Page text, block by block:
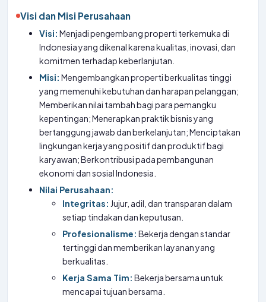
Visi dan Misi Perusahaan
Visi: Menjadi pengembang properti terkemuka di
Indonesia yang dikenal karena kualitas, inovasi, dan
komitmen terhadap keberlanjutan.
Misi: Mengembangkan properti berkualitas tinggi
yang memenuhi kebutuhan dan harapan pelanggan;
Memberikan nilai tambah bagi para pemangku
kepentingan; Menerapkan praktik bisnis yang
bertanggung jawab dan berkelanjutan; Menciptakan
lingkungan kerja yang positif dan produktif bagi
karyawan; Berkontribusi pada pembangunan
ekonomi dan sosial Indonesia.
Nilai Perusahaan:
Integritas: Jujur, adil, dan transparan dalam
setiap tindakan dan keputusan.
Profesionalisme: Bekerja dengan standar
tertinggi dan memberikan layanan yang
berkualitas.
Kerja Sama Tim: Bekerja bersama untuk
mencapai tujuan bersama.